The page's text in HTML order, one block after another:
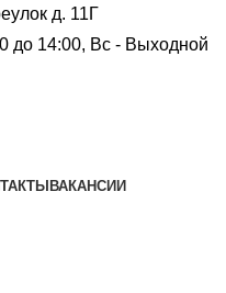
д. 11Г
до 14:00, Вс - Выходной
ВАКАНСИИ